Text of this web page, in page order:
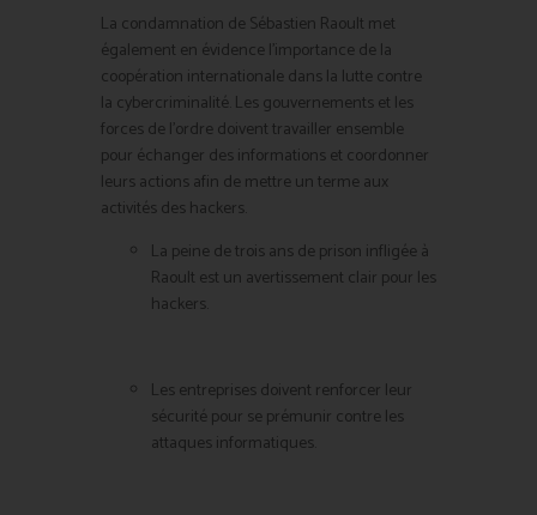
La condamnation de Sébastien Raoult met
également en évidence l’importance de la
coopération internationale dans la lutte contre
la cybercriminalité. Les gouvernements et les
forces de l’ordre doivent travailler ensemble
pour échanger des informations et coordonner
leurs actions afin de mettre un terme aux
activités des hackers.
La peine de trois ans de prison infligée à
Raoult est un avertissement clair pour les
hackers.
Les entreprises doivent renforcer leur
sécurité pour se prémunir contre les
attaques informatiques.